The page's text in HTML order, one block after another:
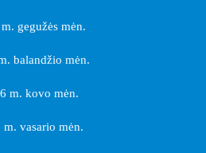
gegužės mėn.
balandžio mėn.
m. kovo mėn.
m. vasario mėn.